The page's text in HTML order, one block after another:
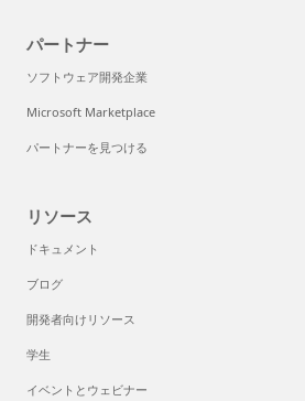
パートナー
ソフトウェア開発企業
Microsoft Marketplace
パートナーを見つける
リソース
ドキュメント
ブログ
開発者向けリソース
学生
イベントとウェビナー